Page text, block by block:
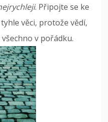
. Připojte se ke
věci, protože vědí,
v pořádku.